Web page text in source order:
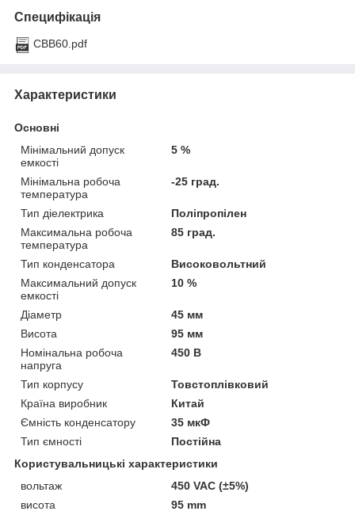
Специфікація
CBB60.pdf
Характеристики
Основні
Мінімальний допуск
емкості
5 %
Мінімальна робоча
температура
-25 град.
Тип діелектрика
Поліпропілен
Максимальна робоча
температура
85 град.
Тип конденсатора
Високовольтний
Максимальний допуск
емкості
10 %
Діаметр
45 мм
Висота
95 мм
Номінальна робоча
напруга
450 В
Тип корпусу
Товстоплівковий
Країна виробник
Китай
Ємність конденсатору
35 мкФ
Тип ємності
Постійна
Користувальницькі характеристики
вольтаж
450 VAC (±5%)
висота
95 mm